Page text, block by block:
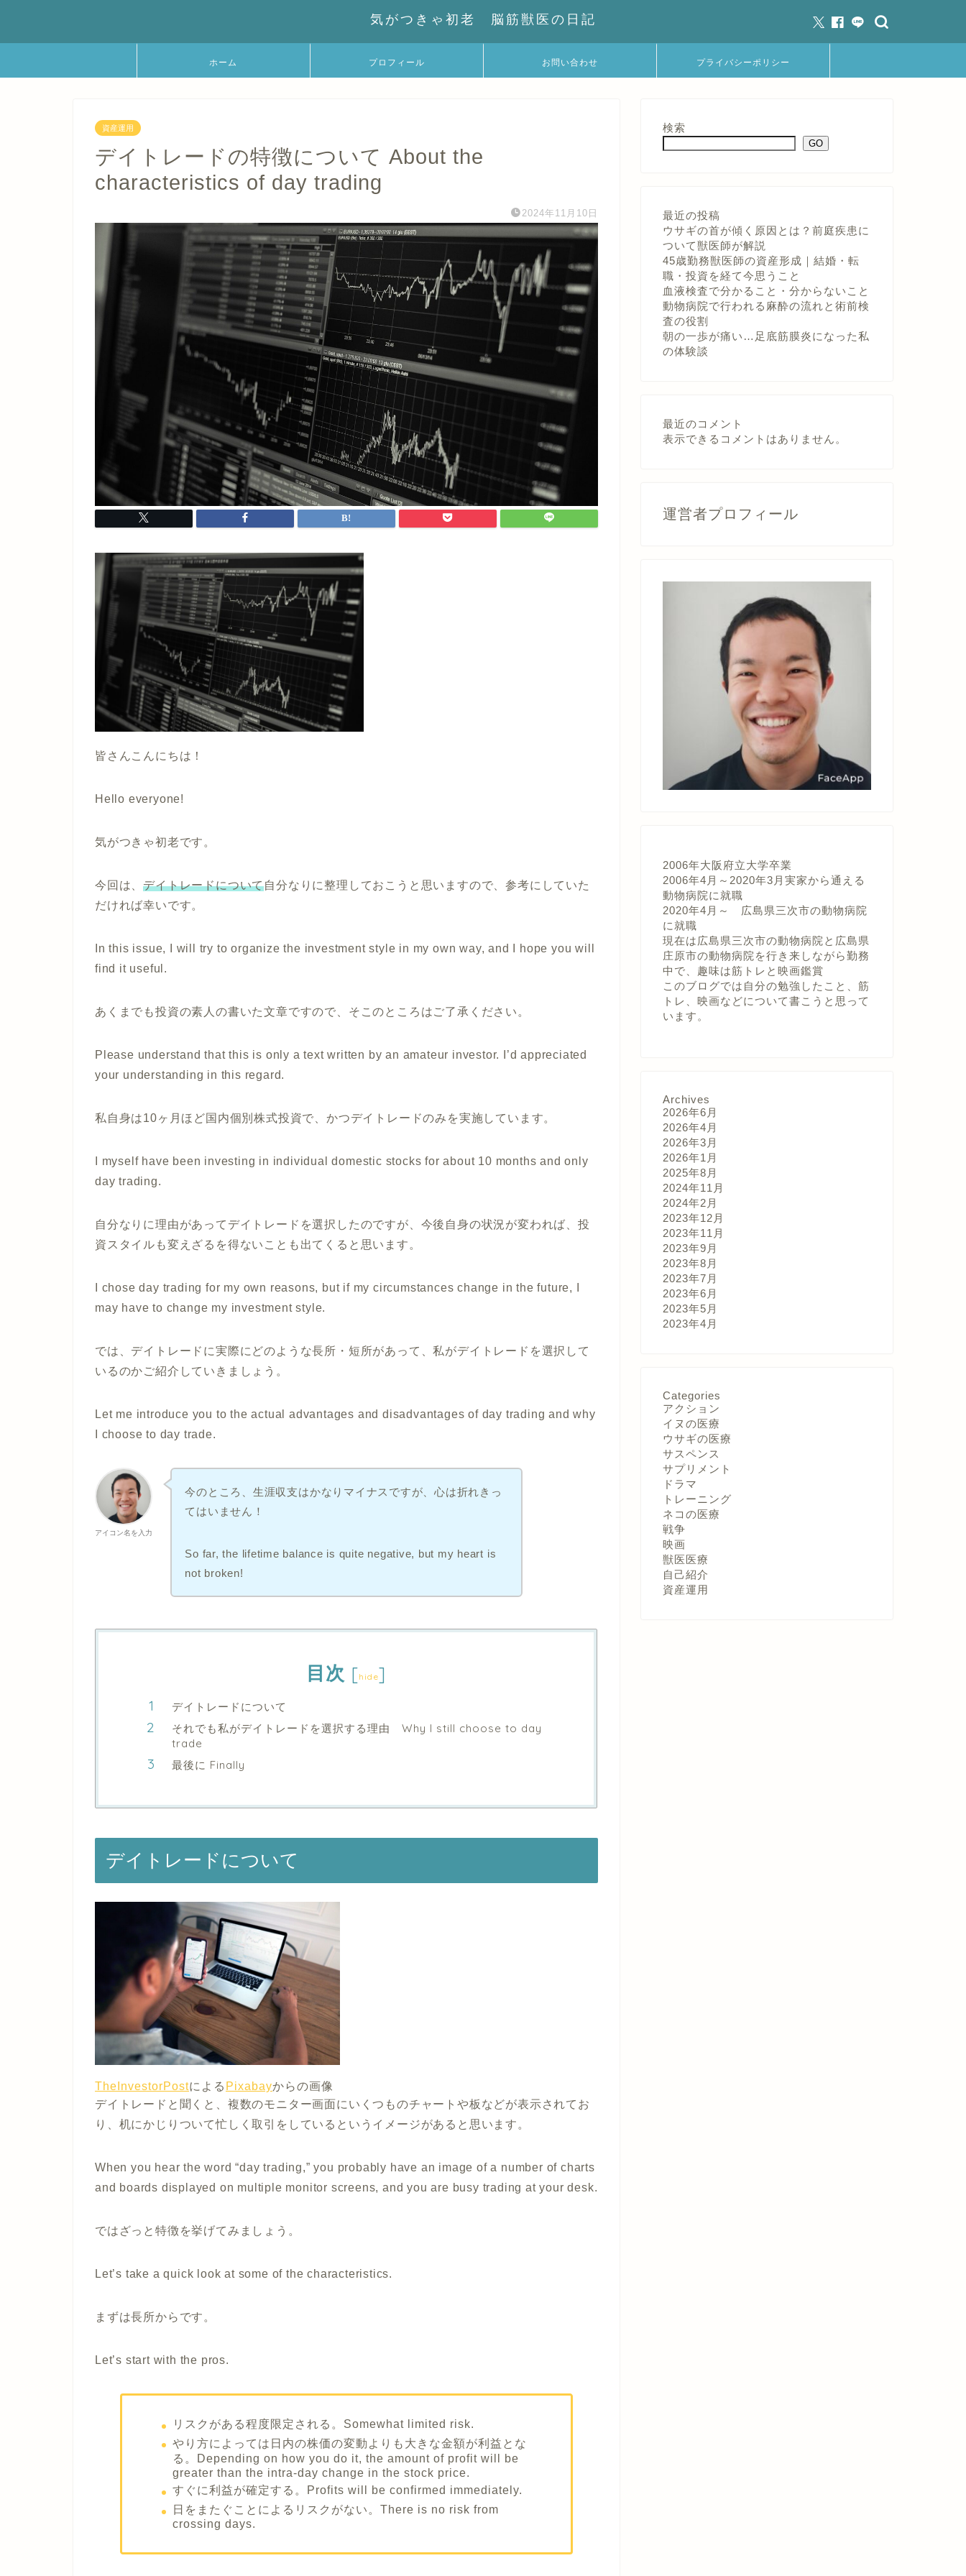
気がつきゃ初老 脳筋獣医の日記
ホーム プロフィール お問い合わせ プライバシーポリシー
資産運用
デイトレードの特徴について About the
characteristics of day trading
2024年11月10日
皆さんこんにちは！
Hello everyone!
気がつきゃ初老です。
今回は、デイトレードについて自分なりに整理しておこうと思いますので、参考にしていた
だければ幸いです。
In this issue, I will try to organize the investment style in my own way, and I hope you will
find it useful.
あくまでも投資の素人の書いた文章ですので、そこのところはご了承ください。
Please understand that this is only a text written by an amateur investor. I’d appreciated
your understanding in this regard.
私自身は10ヶ月ほど国内個別株式投資で、かつデイトレードのみを実施しています。
I myself have been investing in individual domestic stocks for about 10 months and only
day trading.
自分なりに理由があってデイトレードを選択したのですが、今後自身の状況が変われば、投
資スタイルも変えざるを得ないことも出てくると思います。
I chose day trading for my own reasons, but if my circumstances change in the future, I
may have to change my investment style.
では、デイトレードに実際にどのような長所・短所があって、私がデイトレードを選択して
いるのかご紹介していきましょう。
Let me introduce you to the actual advantages and disadvantages of day trading and why
I choose to day trade.
アイコン名を入力
今のところ、生涯収支はかなりマイナスですが、心は折れきっ
てはいません！
So far, the lifetime balance is quite negative, but my heart is
not broken!
目次 [hide]
デイトレードについて
それでも私がデイトレードを選択する理由 Why I still choose to day
trade
最後に Finally
デイトレードについて
TheInvestorPostによる Pixabayからの画像
デイトレードと聞くと、複数のモニター画面にいくつものチャートや板などが表示されてお
り、机にかじりついて忙しく取引をしているというイメージがあると思います。
When you hear the word “day trading,” you probably have an image of a number of charts
and boards displayed on multiple monitor screens, and you are busy trading at your desk.
ではざっと特徴を挙げてみましょう。
Let’s take a quick look at some of the characteristics.
まずは長所からです。
Let’s start with the pros.
リスクがある程度限定される。Somewhat limited risk.
やり方によっては日内の株価の変動よりも大きな金額が利益とな
る。Depending on how you do it, the amount of profit will be
greater than the intra-day change in the stock price.
すぐに利益が確定する。Profits will be confirmed immediately.
日をまたぐことによるリスクがない。There is no risk from
crossing days.
検索
GO
最近の投稿
ウサギの首が傾く原因とは？前庭疾患に
ついて獣医師が解説
45歳勤務獣医師の資産形成｜結婚・転
職・投資を経て今思うこと
血液検査で分かること・分からないこと
動物病院で行われる麻酔の流れと術前検
査の役割
朝の一歩が痛い…足底筋膜炎になった私
の体験談
最近のコメント
表示できるコメントはありません。
運営者プロフィール
2006年大阪府立大学卒業
2006年4月～2020年3月実家から通える
動物病院に就職
2020年4月～ 広島県三次市の動物病院
に就職
現在は広島県三次市の動物病院と広島県
庄原市の動物病院を行き来しながら勤務
中で、趣味は筋トレと映画鑑賞
このブログでは自分の勉強したこと、筋
トレ、映画などについて書こうと思って
います。
Archives
2026年6月
2026年4月
2026年3月
2026年1月
2025年8月
2024年11月
2024年2月
2023年12月
2023年11月
2023年9月
2023年8月
2023年7月
2023年6月
2023年5月
2023年4月
Categories
アクション
イヌの医療
ウサギの医療
サスペンス
サプリメント
ドラマ
トレーニング
ネコの医療
戦争
映画
獣医医療
自己紹介
資産運用